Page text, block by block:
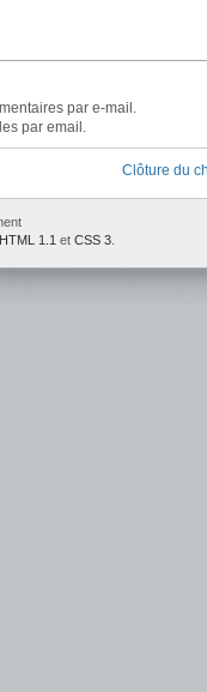
par e-mail.
par email.
Clôture du
1.1 et CSS 3